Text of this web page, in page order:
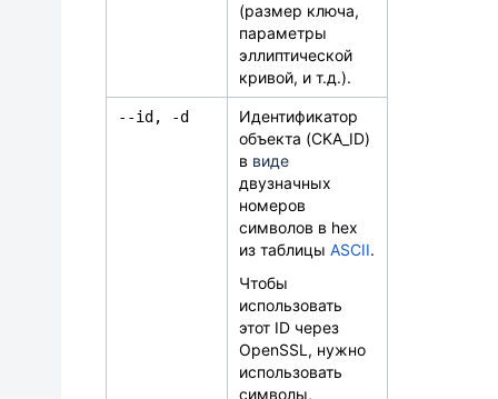
(размер ключа,
параметры
эллиптической
кривой, и т.д.).
- -id, -d
Идентификатор
объекта (CKA_ID)
в виде
двузначных
номеров
символов в hex
из таблицы ASCII.
Чтобы
использовать
этот ID через
OpenSSL, нужно
использовать
символы,